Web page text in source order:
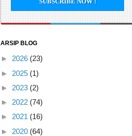
ARSIP BLOG
► 2026 (23)
► 2025 (1)
► 2023 (2)
► 2022 (74)
► 2021 (16)
► 2020 (64)